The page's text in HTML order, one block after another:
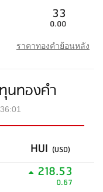
33
0.00
ราคาทองคำย้อนหลัง
นทองคำ
HUI (USD)
218.53
0.67